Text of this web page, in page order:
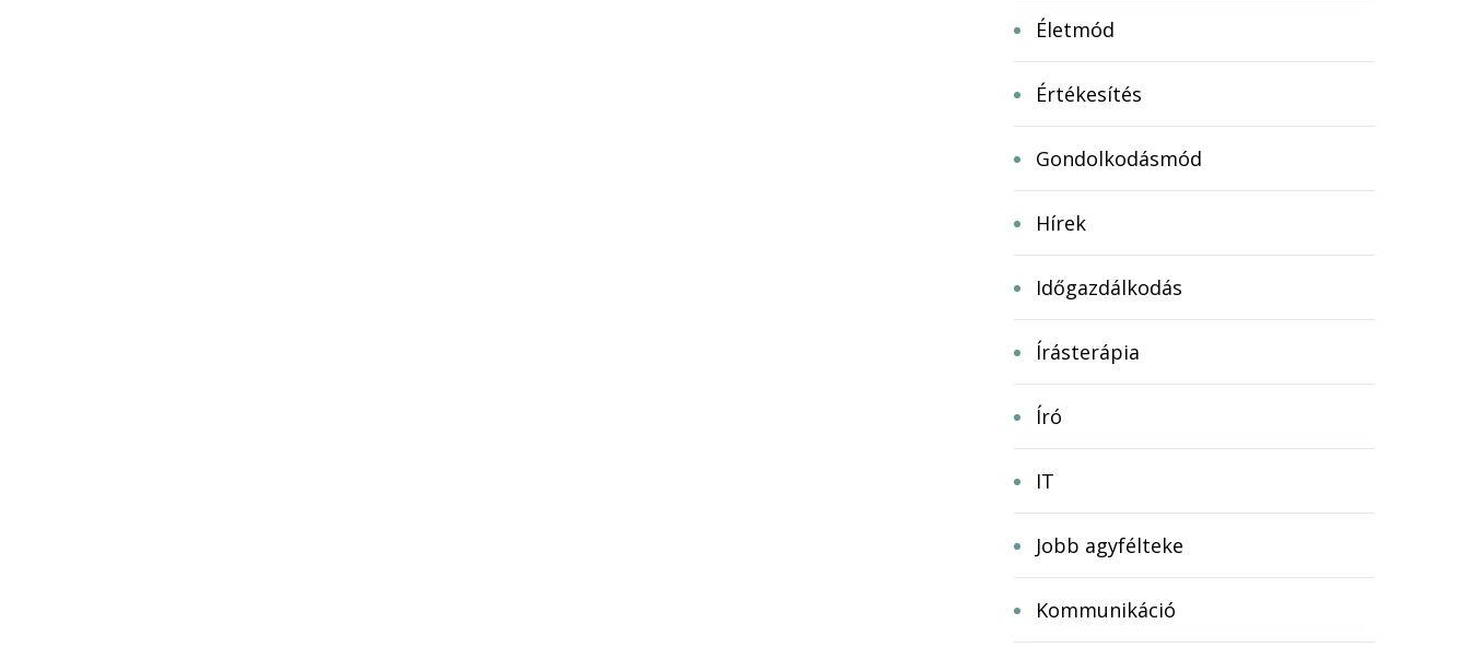
Életmód
Értékesítés
Gondolkodásmód
Hírek
Időgazdálkodás
Írásterápia
Író
IT
Jobb agyfélteke
Kommunikáció